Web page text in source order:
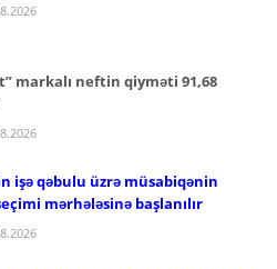
markalı neftin qiyməti 91,68
işə qəbulu üzrə müsabiqənin
mərhələsinə başlanılır